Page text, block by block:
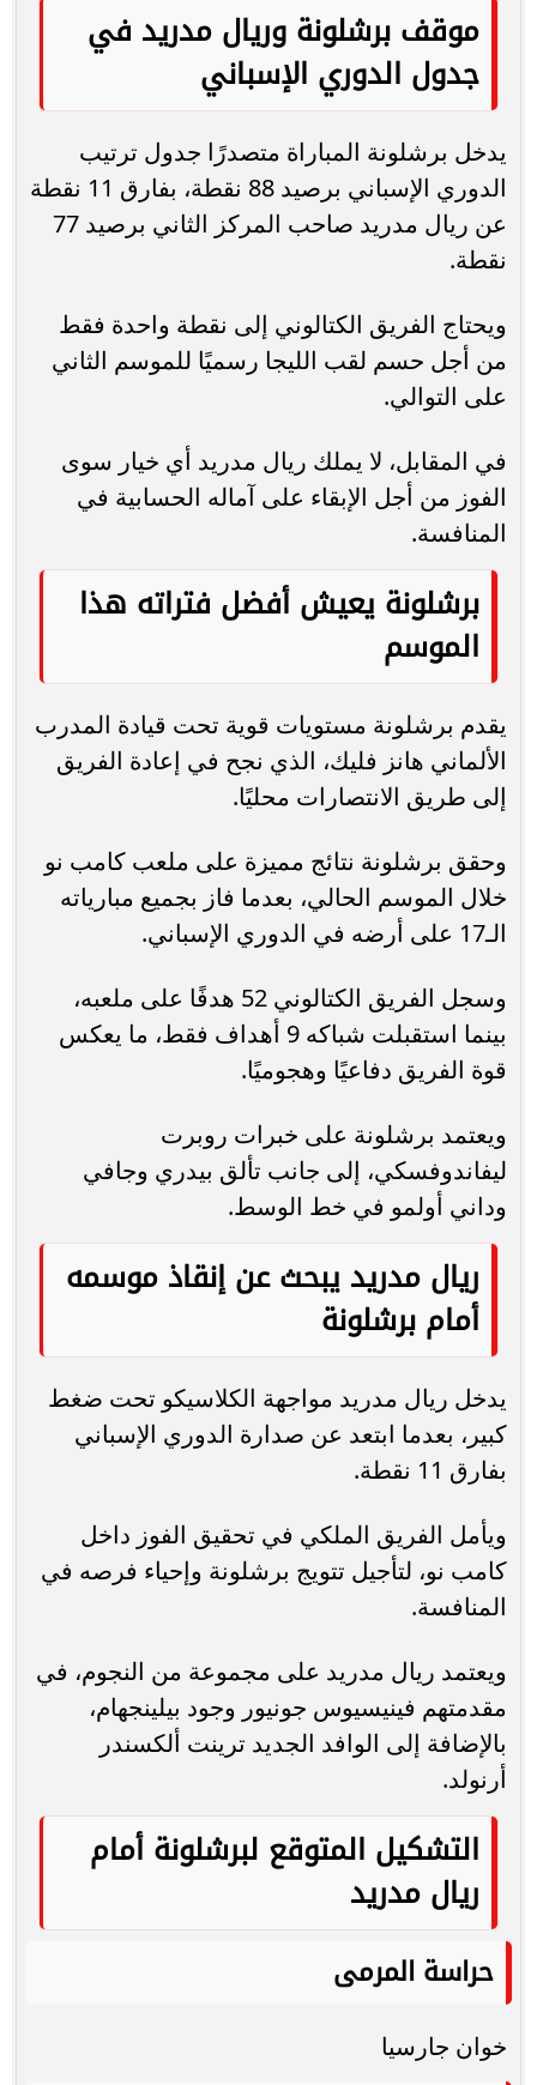
موقف برشلونة وريال مدريد في
جدول الدوري الإسباني
يدخل برشلونة المباراة متصدرًا جدول ترتيب
الدوري الإسباني برصيد 88 نقطة، بفارق 11 نقطة
عن ريال مدريد صاحب المركز الثاني برصيد 77
نقطة.
ويحتاج الفريق الكتالوني إلى نقطة واحدة فقط
من أجل حسم لقب الليجا رسميًا للموسم الثاني
على التوالي.
في المقابل، لا يملك ريال مدريد أي خيار سوى
الفوز من أجل الإبقاء على آماله الحسابية في
المنافسة.
برشلونة يعيش أفضل فتراته هذا
الموسم
يقدم برشلونة مستويات قوية تحت قيادة المدرب
الألماني هانز فليك، الذي نجح في إعادة الفريق
إلى طريق الانتصارات محليًا.
وحقق برشلونة نتائج مميزة على ملعب كامب نو
خلال الموسم الحالي، بعدما فاز بجميع مبارياته
الـ17 على أرضه في الدوري الإسباني.
وسجل الفريق الكتالوني 52 هدفًا على ملعبه،
بينما استقبلت شباكه 9 أهداف فقط، ما يعكس
قوة الفريق دفاعيًا وهجوميًا.
ويعتمد برشلونة على خبرات روبرت
ليفاندوفسكي، إلى جانب تألق بيدري وجافي
وداني أولمو في خط الوسط.
ريال مدريد يبحث عن إنقاذ موسمه
أمام برشلونة
يدخل ريال مدريد مواجهة الكلاسيكو تحت ضغط
كبير، بعدما ابتعد عن صدارة الدوري الإسباني
بفارق 11 نقطة.
ويأمل الفريق الملكي في تحقيق الفوز داخل
كامب نو، لتأجيل تتويج برشلونة وإحياء فرصه في
المنافسة.
ويعتمد ريال مدريد على مجموعة من النجوم، في
مقدمتهم فينيسيوس جونيور وجود بيلينجهام،
بالإضافة إلى الوافد الجديد ترينت ألكسندر
أرنولد.
التشكيل المتوقع لبرشلونة أمام
ريال مدريد
حراسة المرمى
خوان جارسيا